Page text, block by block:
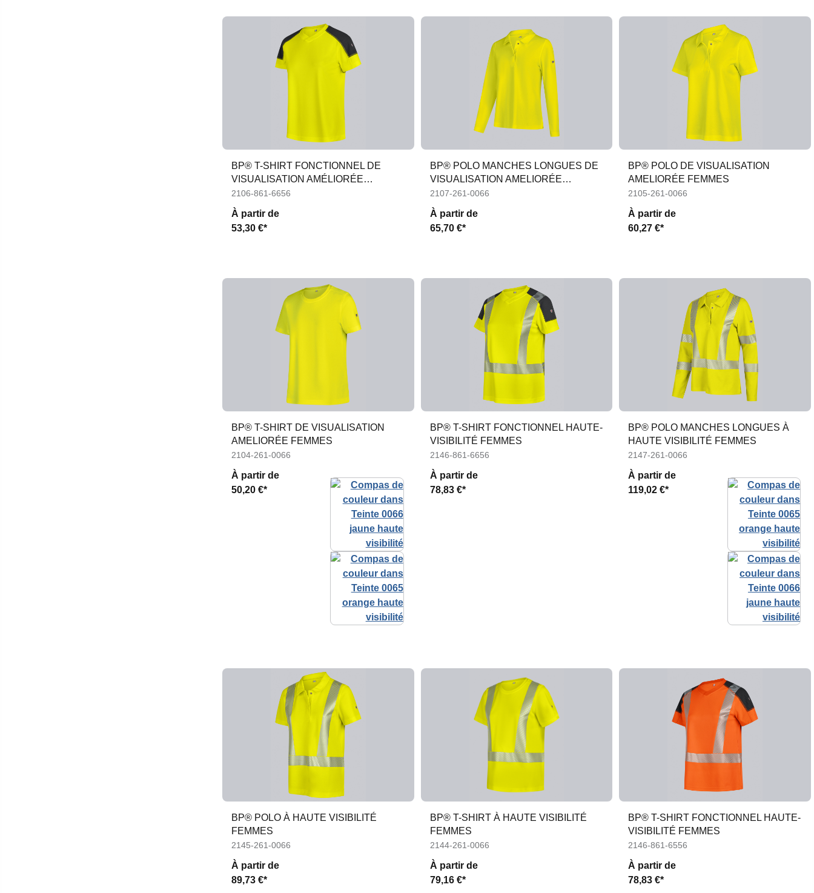
BP® T-SHIRT FONCTIONNEL DE
VISUALISATION AMÉLIORÉE
FEMMES
2106-861-6656
À partir de
53,30 €*
BP® POLO MANCHES LONGUES DE
VISUALISATION AMELIORÉE
FEMMES
2107-261-0066
À partir de
65,70 €*
BP® POLO DE VISUALISATION
AMELIORÉE FEMMES
2105-261-0066
À partir de
60,27 €*
BP® T-SHIRT DE VISUALISATION
AMELIORÉE FEMMES
2104-261-0066
À partir de
50,20 €*
BP® T-SHIRT FONCTIONNEL HAUTE-
VISIBILITÉ FEMMES
2146-861-6656
À partir de
78,83 €*
BP® POLO MANCHES LONGUES À
HAUTE VISIBILITÉ FEMMES
2147-261-0066
À partir de
119,02 €*
BP® POLO À HAUTE VISIBILITÉ
FEMMES
2145-261-0066
À partir de
89,73 €*
BP® T-SHIRT À HAUTE VISIBILITÉ
FEMMES
2144-261-0066
À partir de
79,16 €*
BP® T-SHIRT FONCTIONNEL HAUTE-
VISIBILITÉ FEMMES
2146-861-6556
À partir de
78,83 €*